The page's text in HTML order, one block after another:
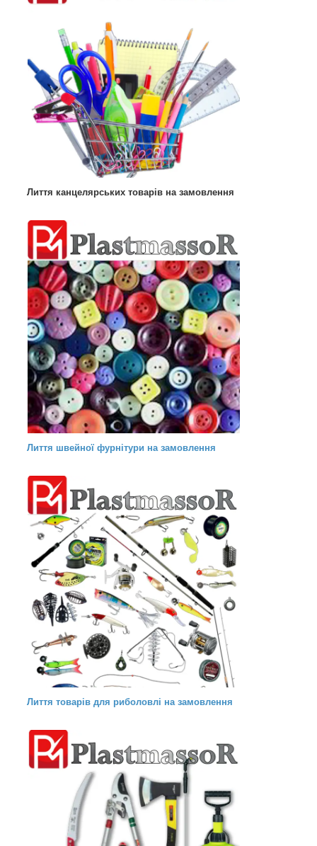
Лиття канцелярських товарів на замовлення
Лиття швейної фурнітури на замовлення
Лиття товарів для риболовлі на замовлення